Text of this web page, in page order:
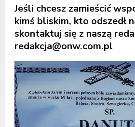
Jeśli chcesz zamieścić
kimś bliskim, kto odszedł
skontaktuj się z naszą
redakcja@onw.com.pl